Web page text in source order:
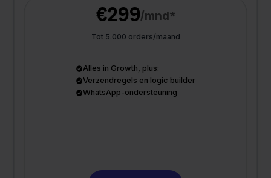
€299/mnd*
Tot 5.000 orders/maand
Alles in Growth, plus:
Verzendregels en logic builder
WhatsApp-ondersteuning